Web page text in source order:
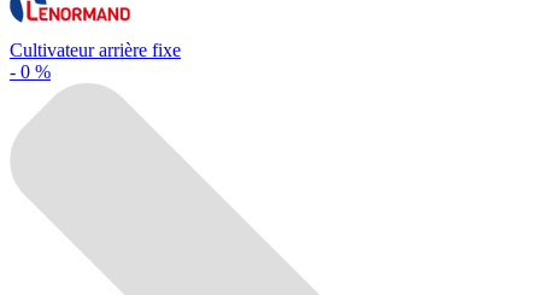
Cultivateur arrière fixe
- 0 %